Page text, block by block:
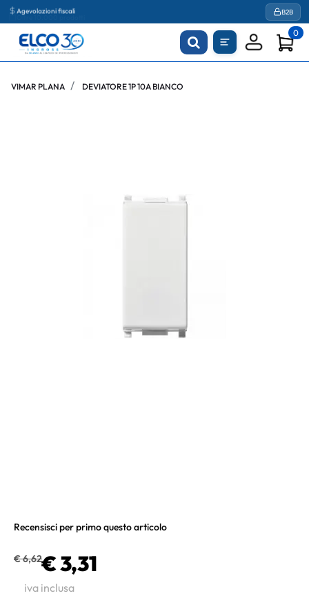
Agevolazioni fiscali B2B
0
VIMAR PLANA DEVIATORE 1P 10A BIANCO
Recensisci per primo questo articolo
€ 6,62€ 3,31
iva inclusa